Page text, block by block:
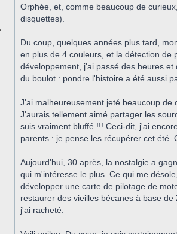
Orphée, et, comme beaucoup de
disquettes).
Du coup, quelques années plus tard,
en plus de 4 couleurs, et la détection de
développement, j'ai passé des heures
du boulot : pondre l'histoire a été aussi
J'ai malheureusement jeté beaucoup de
J'aurais tellement aimé partager les
suis vraiment bluffé !!! Ceci-dit, j'ai
parents : je pense les récupérer cet été.
Aujourd'hui, 30 après, la nostalgie a
qui m'intéresse le plus. Ce qui me
développer une carte de pilotage de
restaurer des vieilles bécanes à base
j'ai racheté.